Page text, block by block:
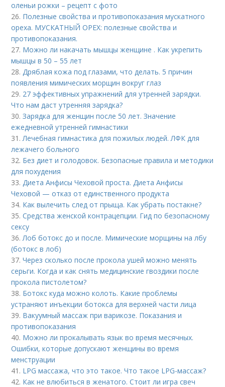
оленьи рожки – рецепт с фото
26. Полезные свойства и противопоказания мускатного
ореха. МУСКАТНЫЙ ОРЕХ: полезные свойства и
противопоказания.
27. Можно ли накачать мышцы женщине . Как укрепить
мышцы в 50 – 55 лет
28.Дряблая кожа под глазами, что делать. 5 причин
появления мимических морщин вокруг глаз
29. 27 эффективных упражнений для утренней зарядки.
Что нам даст утренняя зарядка?
30.Зарядка для женщин после 50 лет. Значение
ежедневной утренней гимнастики
31.Лечебная гимнастика для пожилых людей. ЛФК для
лежачего больного
32. Без диет и голодовок. Безопасные правила и методики
для похудения
33.Диета Анфисы Чеховой проста. Диета Анфисы
Чеховой — отказ от единственного продукта
34. Как вылечить след от прыща. Как убрать постакне?
35.Средства женской контрацепции. Гид по безопасному
сексу
36.Лоб ботокс до и после. Мимические морщины на лбу
(ботокс в лоб)
37.Через сколько после прокола ушей можно менять
серьги. Когда и как снять медицинские гвоздики после
прокола пистолетом?
38. Ботокс куда можно колоть. Какие проблемы
устраняют инъекции ботокса для верхней части лица
39. Вакуумный массаж при варикозе. Показания и
противопоказания
40. Можно ли прокалывать язык во время месячных.
Ошибки, которые допускают женщины во время
менструации
41. LPG массажа, что это такое. Что такое LPG-массаж?
42. Как не влюбиться в женатого. Стоит ли игра свеч